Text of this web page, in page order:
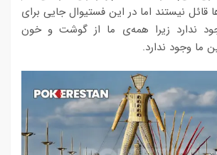
قائل نیستند اما در این فستیوال جایی برای
ندارد زیرا همه‌ی ما از گوشت و خون
ما وجود ندارد.